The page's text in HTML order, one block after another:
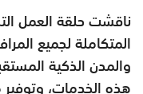
ناقشت حلقة العمل
المتكاملة لجميع
والمدن الذكية
هذه الخدمات،